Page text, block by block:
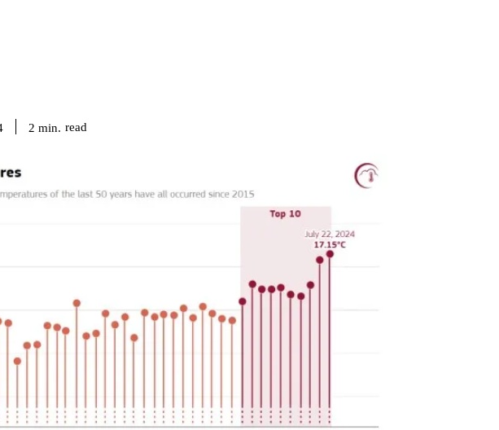
2 min. read